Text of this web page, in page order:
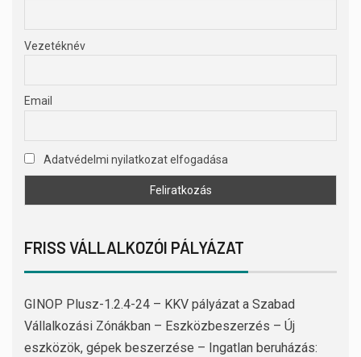
Vezetéknév
Email
Adatvédelmi nyilatkozat elfogadása
FRISS VÁLLALKOZÓI PÁLYÁZAT
GINOP Plusz-1.2.4-24 – KKV pályázat a Szabad
Vállalkozási Zónákban – Eszközbeszerzés – Új
eszközök, gépek beszerzése – Ingatlan beruházás: